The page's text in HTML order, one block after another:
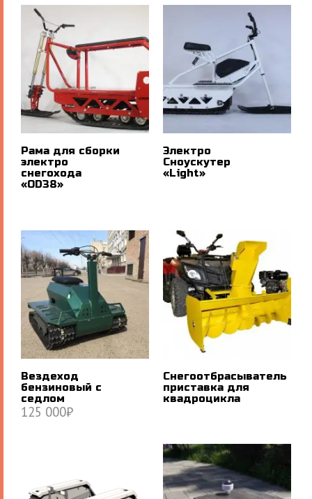
Рама для сборки
электро
снегохода
«OD38»
Электро
Сноускутер
«Light»
Вездеход
бензиновый с
седлом
125 000₽
Снегоотбрасыватель
приставка для
квадроцикла